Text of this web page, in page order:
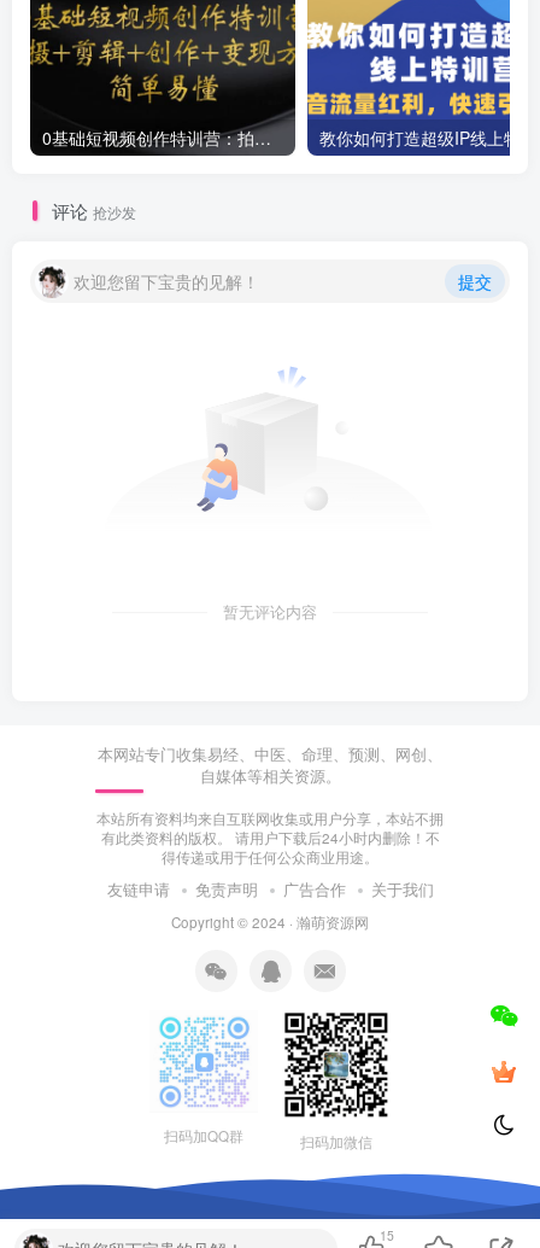
0基础短视频创作特训营：拍摄+剪辑+创作+变现方法
评论 抢沙发
欢迎您留下宝贵的见解！ 提交
暂无评论内容
本网站专门收集易经、中医、命理、预测、网创、
自媒体等相关资源。
本站所有资料均来自互联网收集或用户分享，本站不拥
有此类资料的版权。 请用户下载后24小时内删除！不
得传递或用于任何公众商业用途。
友链申请 免责声明 广告合作 关于我们
Copyright © 2024 · 瀚萌资源网
扫码加QQ群 扫码加微信
15